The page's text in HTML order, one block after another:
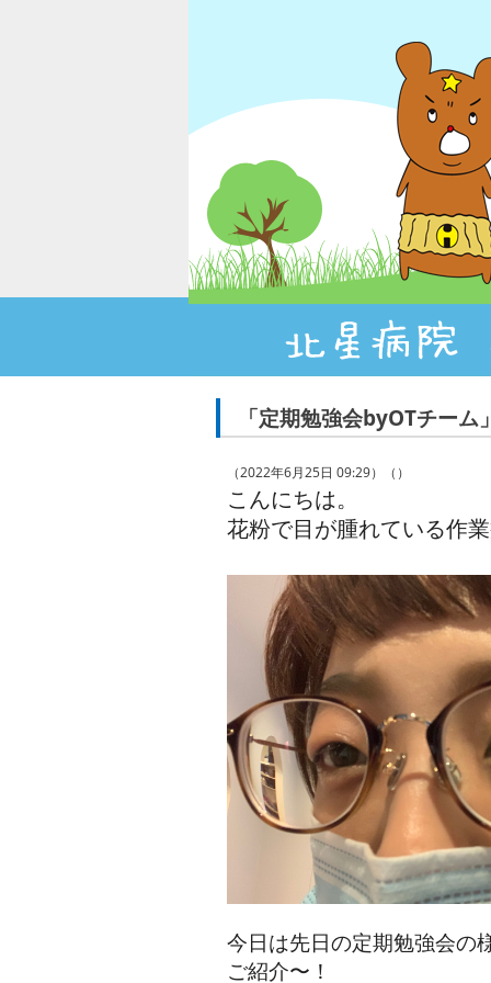
「定期勉強会byOTチーム
（2022年6月25日 09:29）（）
こんにちは。
花粉で目が腫れている作
今日は先日の定期勉強会の
ご紹介〜！